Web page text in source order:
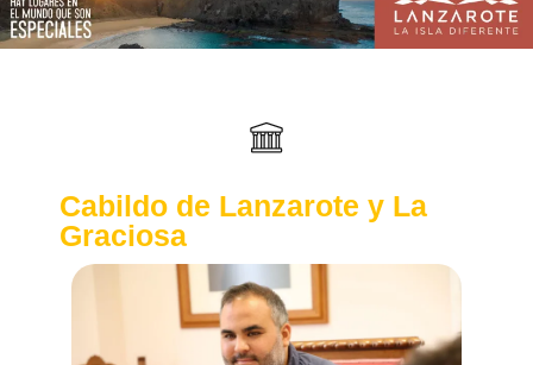
Cabildo de Lanzarote y La
Graciosa